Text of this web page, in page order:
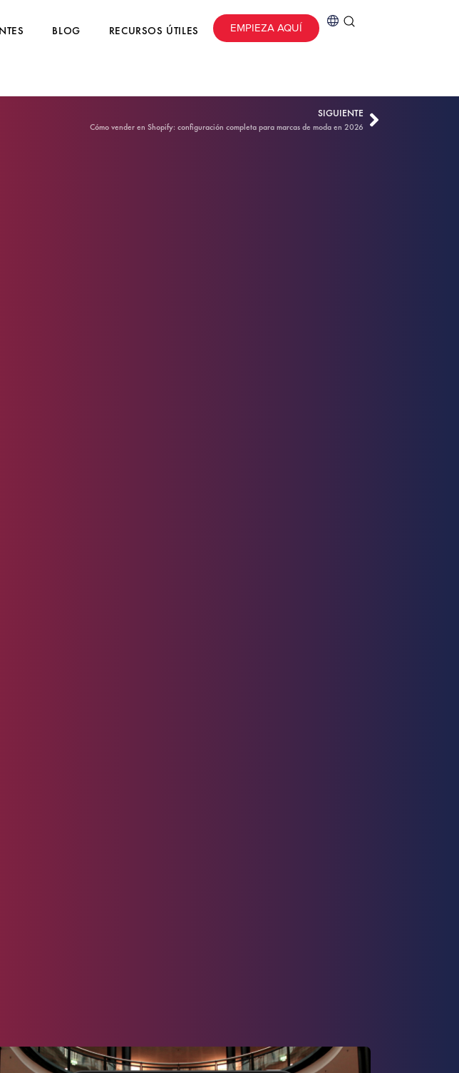
BLOG RECURSOS ÚTILES EMPIEZA AQUÍ
SIGUIENTE
Cómo vender en Shopify: configuración completa para marcas de moda en 2026